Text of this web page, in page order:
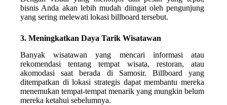
bisnis Anda akan lebih mudah diingat oleh pengunjung
yang sering melewati lokasi billboard tersebut.
3. Meningkatkan Daya Tarik Wisatawan
Banyak wisatawan yang mencari informasi atau
rekomendasi tentang tempat wisata, restoran, atau
akomodasi saat berada di Samosir. Billboard yang
ditempatkan di lokasi strategis dapat membantu mereka
menemukan tempat-tempat menarik yang mungkin belum
mereka ketahui sebelumnya.